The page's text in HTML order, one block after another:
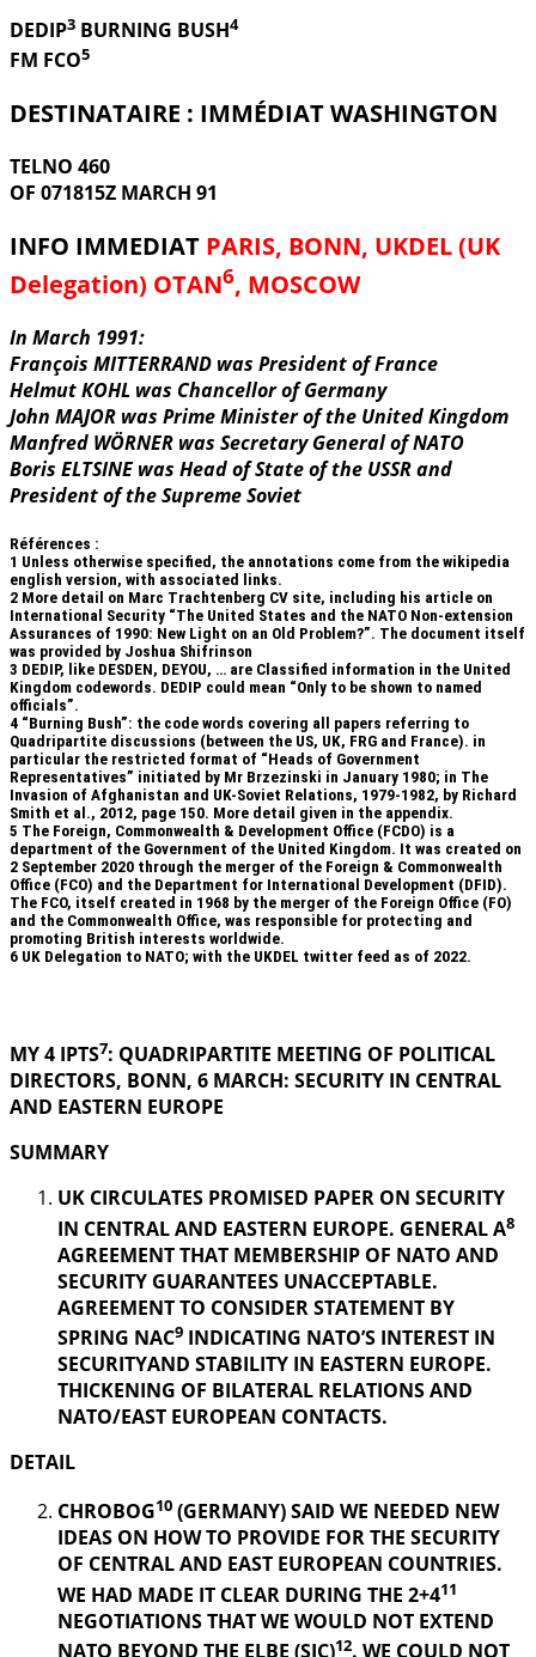
DEDIP3 BURNING BUSH4
FM FCO5
DESTINATAIRE : IMMÉDIAT WASHINGTON
TELNO 460
OF 071815Z MARCH 91
INFO IMMEDIAT PARIS, BONN, UKDEL (UK
Delegation) OTAN6, MOSCOW
In March 1991:
François MITTERRAND was President of France
Helmut KOHL was Chancellor of Germany
John MAJOR was Prime Minister of the United Kingdom
Manfred WÖRNER was Secretary General of NATO
Boris ELTSINE was Head of State of the USSR and
President of the Supreme Soviet
Références :
1 Unless otherwise specified, the annotations come from the wikipedia
english version, with associated links.
2 More detail on Marc Trachtenberg CV site, including his article on
International Security “The United States and the NATO Non-extension
Assurances of 1990: New Light on an Old Problem?”. The document itself
was provided by Joshua Shifrinson
3 DEDIP, like DESDEN, DEYOU, … are Classified information in the United
Kingdom codewords. DEDIP could mean “Only to be shown to named
officials”.
4 “Burning Bush”: the code words covering all papers referring to
Quadripartite discussions (between the US, UK, FRG and France). in
particular the restricted format of “Heads of Government
Representatives” initiated by Mr Brzezinski in January 1980; in The
Invasion of Afghanistan and UK-Soviet Relations, 1979-1982, by Richard
Smith et al., 2012, page 150. More detail given in the appendix.
5 The Foreign, Commonwealth & Development Office (FCDO) is a
department of the Government of the United Kingdom. It was created on
2 September 2020 through the merger of the Foreign & Commonwealth
Office (FCO) and the Department for International Development (DFID).
The FCO, itself created in 1968 by the merger of the Foreign Office (FO)
and the Commonwealth Office, was responsible for protecting and
promoting British interests worldwide.
6 UK Delegation to NATO; with the UKDEL twitter feed as of 2022.
MY 4 IPTS7: QUADRIPARTITE MEETING OF POLITICAL
DIRECTORS, BONN, 6 MARCH: SECURITY IN CENTRAL
AND EASTERN EUROPE
SUMMARY
UK CIRCULATES PROMISED PAPER ON SECURITY
IN CENTRAL AND EASTERN EUROPE. GENERAL A8
AGREEMENT THAT MEMBERSHIP OF NATO AND
SECURITY GUARANTEES UNACCEPTABLE.
AGREEMENT TO CONSIDER STATEMENT BY
SPRING NAC9 INDICATING NATO’S INTEREST IN
SECURITYAND STABILITY IN EASTERN EUROPE.
THICKENING OF BILATERAL RELATIONS AND
NATO/EAST EUROPEAN CONTACTS.
DETAIL
CHROBOG10 (GERMANY) SAID WE NEEDED NEW
IDEAS ON HOW TO PROVIDE FOR THE SECURITY
OF CENTRAL AND EAST EUROPEAN COUNTRIES.
WE HAD MADE IT CLEAR DURING THE 2+411
NEGOTIATIONS THAT WE WOULD NOT EXTEND
NATO BEYOND THE ELBE (SIC)12. WE COULD NOT